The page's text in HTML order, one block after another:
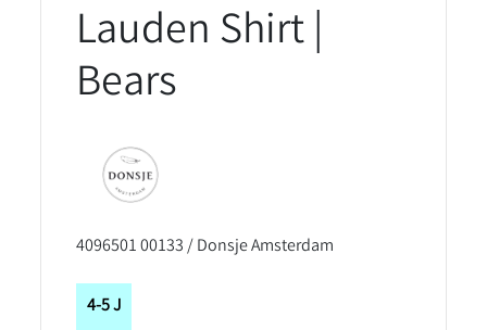
Lauden Shirt |
Bears
4096501 00133 / Donsje Amsterdam
4-5 J